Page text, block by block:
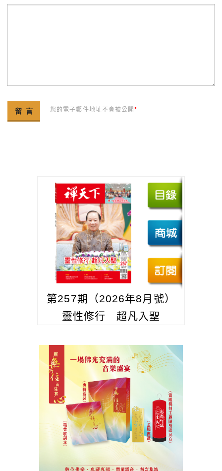
您的電子郵件地址不會被公開*
第257期（2026年8月號）
靈性修行 超凡入聖